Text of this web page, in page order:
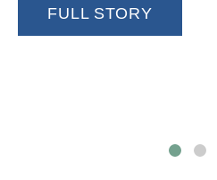
FULL STORY